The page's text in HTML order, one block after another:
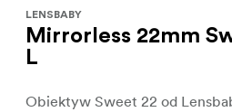
LENSBABY
Mirrorless 22mm
L
Obiektyw Sweet 22 od